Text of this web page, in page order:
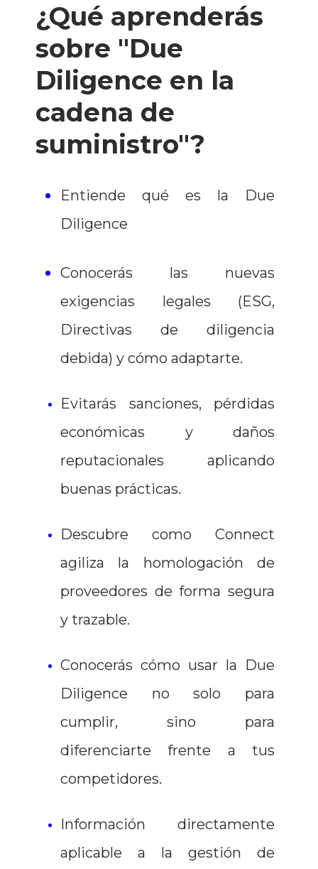
¿Qué aprenderás
sobre "Due
Diligence en la
cadena de
suministro"?
Entiende qué es la Due
Diligence
Conocerás las nuevas
exigencias legales (ESG,
Directivas de diligencia
debida) y cómo adaptarte.
Evitarás sanciones, pérdidas
económicas y daños
reputacionales aplicando
buenas prácticas.
Descubre como Connect
agiliza la homologación de
proveedores de forma segura
y trazable.
Conocerás cómo usar la Due
Diligence no solo para
cumplir, sino para
diferenciarte frente a tus
competidores.
Información directamente
aplicable a la gestión de